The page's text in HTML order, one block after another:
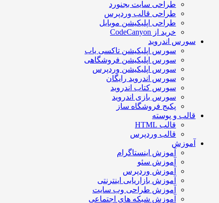
طراحی سایت بجنورد
طراحی قالب وردپرس
طراحی اپلیکیشن موبایل
خرید از CodeCanyon
سورس اندروید
سورس اپلیکیشن تاکسی یاب
سورس اپلیکیشن فروشگاهی
سورس اپلیکیشن وردپرس
سورس اندروید رایگان
سورس کتاب اندروید
سورس بازی اندروید
پکیج فروشگاه ساز
قالب و پوسته
قالب HTML
قالب وردپرس
آموزش
آموزش اینستاگرام
آموزش سئو
آموزش وردپرس
آموزش بازاریابی اینترنتی
آموزش طراحی وب سایت
آموزش شبکه های اجتماعی